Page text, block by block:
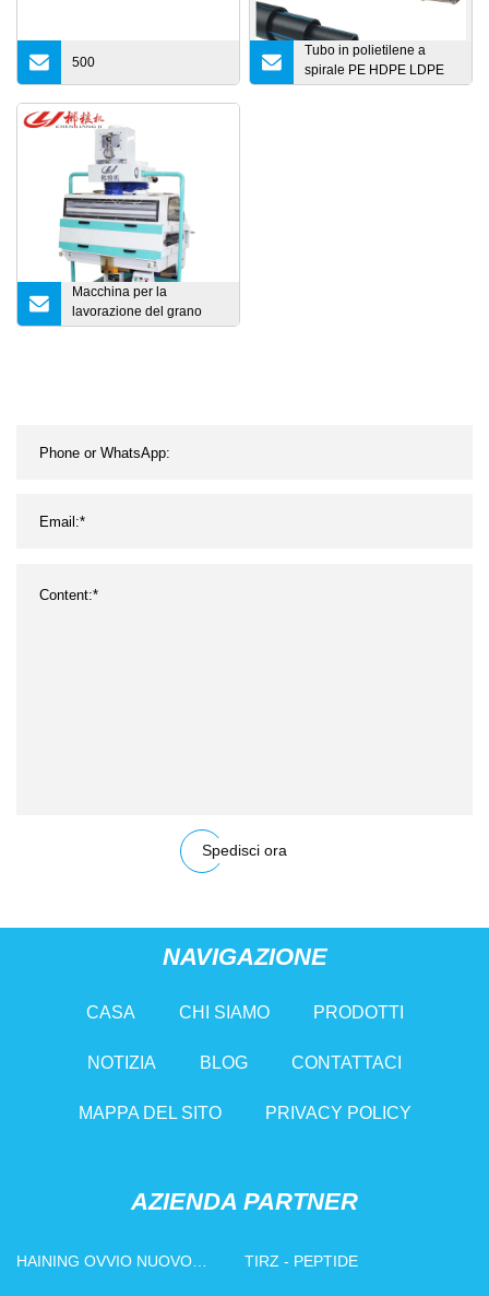
500
Tubo in polietilene a
spirale PE HDPE LDPE
PPR Plastica Acqua Gas
Macchina per la
lavorazione del grano
prodotta da Clj Serie Tqsx
Spedisci ora
NAVIGAZIONE
CASA CHI SIAMO PRODOTTI
NOTIZIA BLOG CONTATTACI
MAPPA DEL SITO PRIVACY POLICY
AZIENDA PARTNER
HAINING OVVIO NUOVO
TIRZ - PEPTIDE